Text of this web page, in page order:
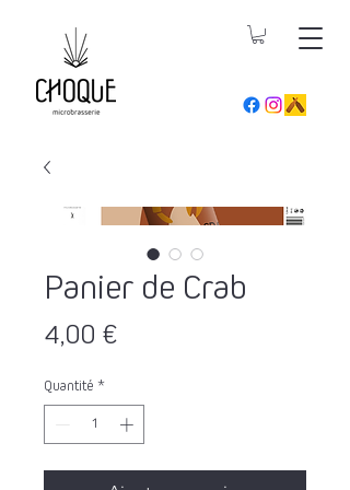
Panier de Crab
4,00 €Prix
Quantité *